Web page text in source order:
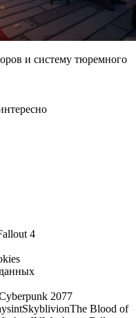
и систему тюремного
4
2077
SkyblivionThe Blood of